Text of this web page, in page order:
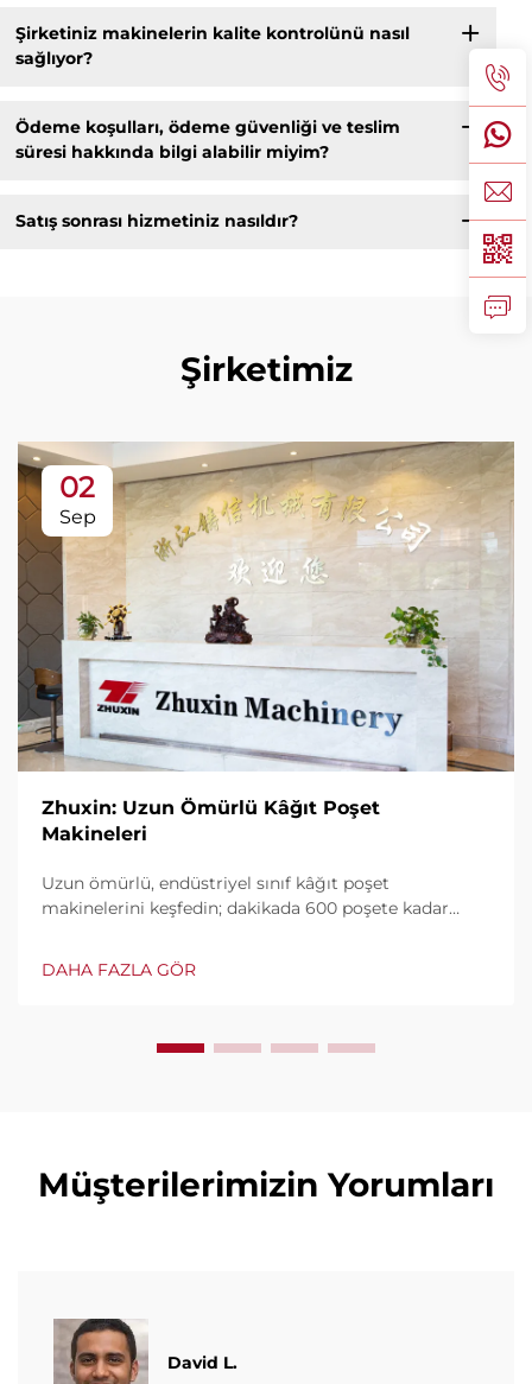
Şirketiniz makinelerin kalite kontrolünü nasıl
sağlıyor?
Ödeme koşulları, ödeme güvenliği ve teslim
süresi hakkında bilgi alabilir miyim?
Satış sonrası hizmetiniz nasıldır?
Şirketimiz
02
Sep
Zhuxin: Uzun Ömürlü Kâğıt Poşet
Makineleri
Uzun ömürlü, endüstriyel sınıf kâğıt poşet
makinelerini keşfedin; dakikada 600 poşete kadar
kolay olması ve düşük bakım süreleriyle dünya
DAHA FAZLA GÖR
Müşterilerimizin Yorumları
David L.